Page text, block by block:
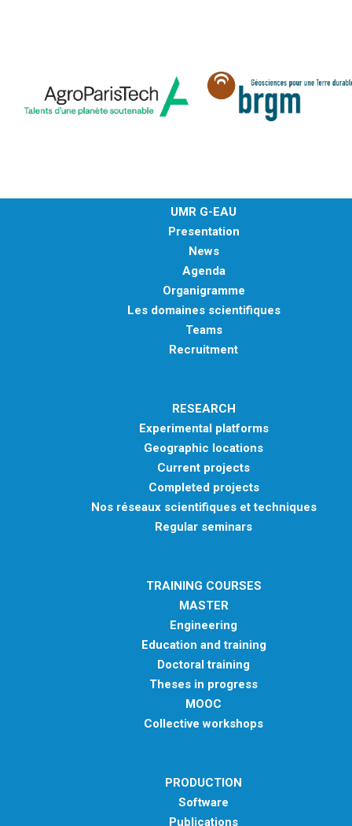
UMR G-EAU
Presentation
News
Agenda
Organigramme
Les domaines scientifiques
Teams
Recruitment
RESEARCH
Experimental platforms
Geographic locations
Current projects
Completed projects
Nos réseaux scientifiques et techniques
Regular seminars
TRAINING COURSES
MASTER
Engineering
Education and training
Doctoral training
Theses in progress
MOOC
Collective workshops
PRODUCTION
Software
Publications